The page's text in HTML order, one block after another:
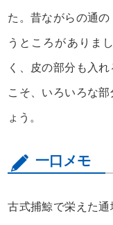
た。昔ながらの通
うところがありま
く、皮の部分も入
こそ、いろいろな
ょう。
一口メモ
古式捕鯨で栄えた